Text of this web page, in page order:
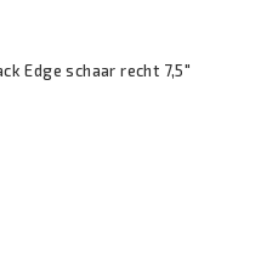
Edge schaar recht 7,5"